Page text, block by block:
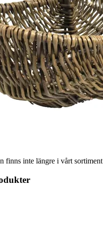
finns inte längre i vårt sortiment